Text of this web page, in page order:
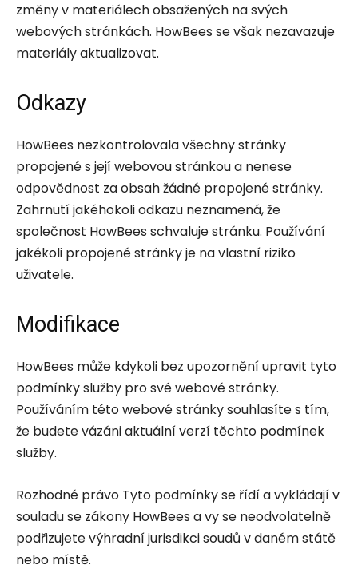
změny v materiálech obsažených na svých
webových stránkách. HowBees se však nezavazuje
materiály aktualizovat.
Odkazy
HowBees nezkontrolovala všechny stránky
propojené s její webovou stránkou a nenese
odpovědnost za obsah žádné propojené stránky.
Zahrnutí jakéhokoli odkazu neznamená, že
společnost HowBees schvaluje stránku. Používání
jakékoli propojené stránky je na vlastní riziko
uživatele.
Modifikace
HowBees může kdykoli bez upozornění upravit tyto
podmínky služby pro své webové stránky.
Používáním této webové stránky souhlasíte s tím,
že budete vázáni aktuální verzí těchto podmínek
služby.
Rozhodné právo Tyto podmínky se řídí a vykládají v
souladu se zákony HowBees a vy se neodvolatelně
podřizujete výhradní jurisdikci soudů v daném státě
nebo místě.